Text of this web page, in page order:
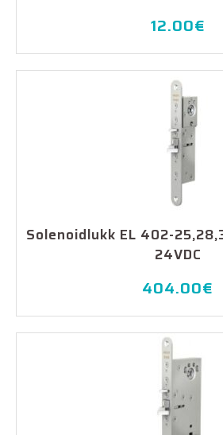
12.00€
Solenoidlukk EL 402-
24VDC
404.00€